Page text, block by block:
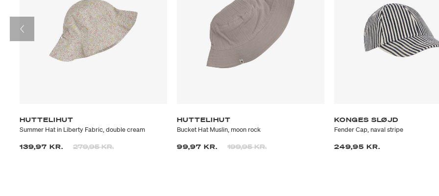
HUTTELIHUT
Summer Hat in Liberty Fabric, double cream
139,97 KR. Prisen er nedsat fra
279,95 KR.til
HUTTELIHUT
Bucket Hat Muslin, moon rock
99,97 KR. Prisen er nedsat fra
199,95 KR.til
KONGES SLØJD
Fender Cap, naval stripe
249,95 KR.